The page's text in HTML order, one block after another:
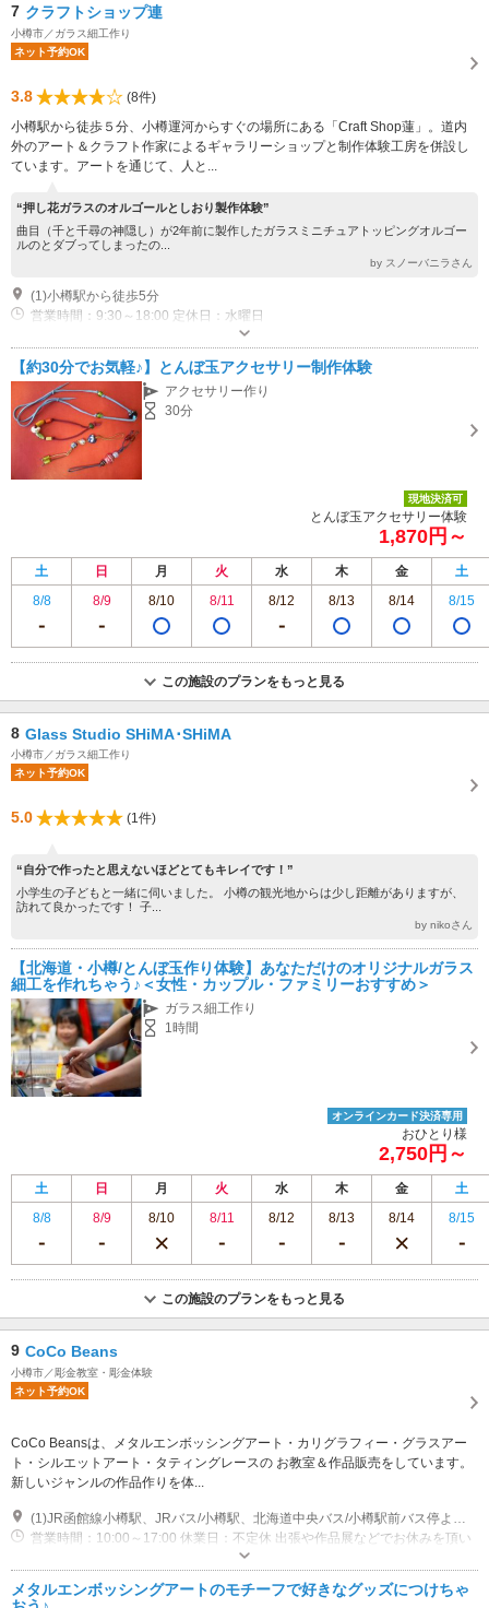
7 クラフトショップ連
小樽市／ガラス細工作り
ネット予約OK
3.8
(8件)
小樽駅から徒歩５分、小樽運河からすぐの場所にある「Craft Shop蓮」。道内
外のアート＆クラフト作家によるギャラリーショップと制作体験工房を併設し
ています。アートを通じて、人と...
“押し花ガラスのオルゴールとしおり製作体験”
曲目（千と千尋の神隠し）が2年前に製作したガラスミニチュアトッピングオルゴー
ルのとダブってしまったの...
by スノーバニラさん
(1)小樽駅から徒歩5分
営業時間：9:30～18:00 定休日：水曜日
【約30分でお気軽♪】とんぼ玉アクセサリー制作体験
アクセサリー作り
30分
現地決済可
とんぼ玉アクセサリー体験
1,870円～
土 日 月 火 水 木 金
土
8/8
8/9 8/10 8/11 8/12 8/13 8/14 8/15
この施設のプランをもっと見る
8 Glass Studio SHiMA･SHiMA
小樽市／ガラス細工作り
ネット予約OK
5.0 (1件)
“自分で作ったと思えないほどとてもキレイです！”
小学生の子どもと一緒に伺いました。 小樽の観光地からは少し距離がありますが、
訪れて良かったです！ 子...
by nikoさん
【北海道・小樽/とんぼ玉作り体験】あなただけのオリジナルガラス
細工を作れちゃう♪＜女性・カップル・ファミリーおすすめ＞
ガラス細工作り
1時間
オンラインカード決済専用
おひとり様
2,750円～
土 日 月 火 水 木 金
土
8/8
8/9 8/10 8/11 8/12 8/13 8/14 8/15
この施設のプランをもっと見る
9 CoCo Beans
小樽市／彫金教室・彫金体験
ネット予約OK
CoCo Beansは、メタルエンボッシングアート・カリグラフィー・グラスアー
ト・シルエットアート・タティングレースの お教室＆作品販売をしています。
新しいジャンルの作品作りを体...
(1)JR函館線小樽駅、JRバス/小樽駅、北海道中央バス/小樽駅前バス停より徒歩約6分
営業時間：10:00～17:00 休業日：不定休 出張や作品展などでお休みを頂い
くことがありますので、お問い合わせください
メタルエンボッシングアートのモチーフで好きなグッズにつけちゃ